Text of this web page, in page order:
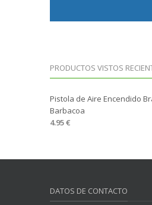
PRODUCTOS VISTOS
Pistola de Aire Encendido
Barbacoa
4.95 €
DATOS DE CONTACTO